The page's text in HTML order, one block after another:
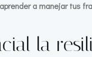
a manejar tus
la